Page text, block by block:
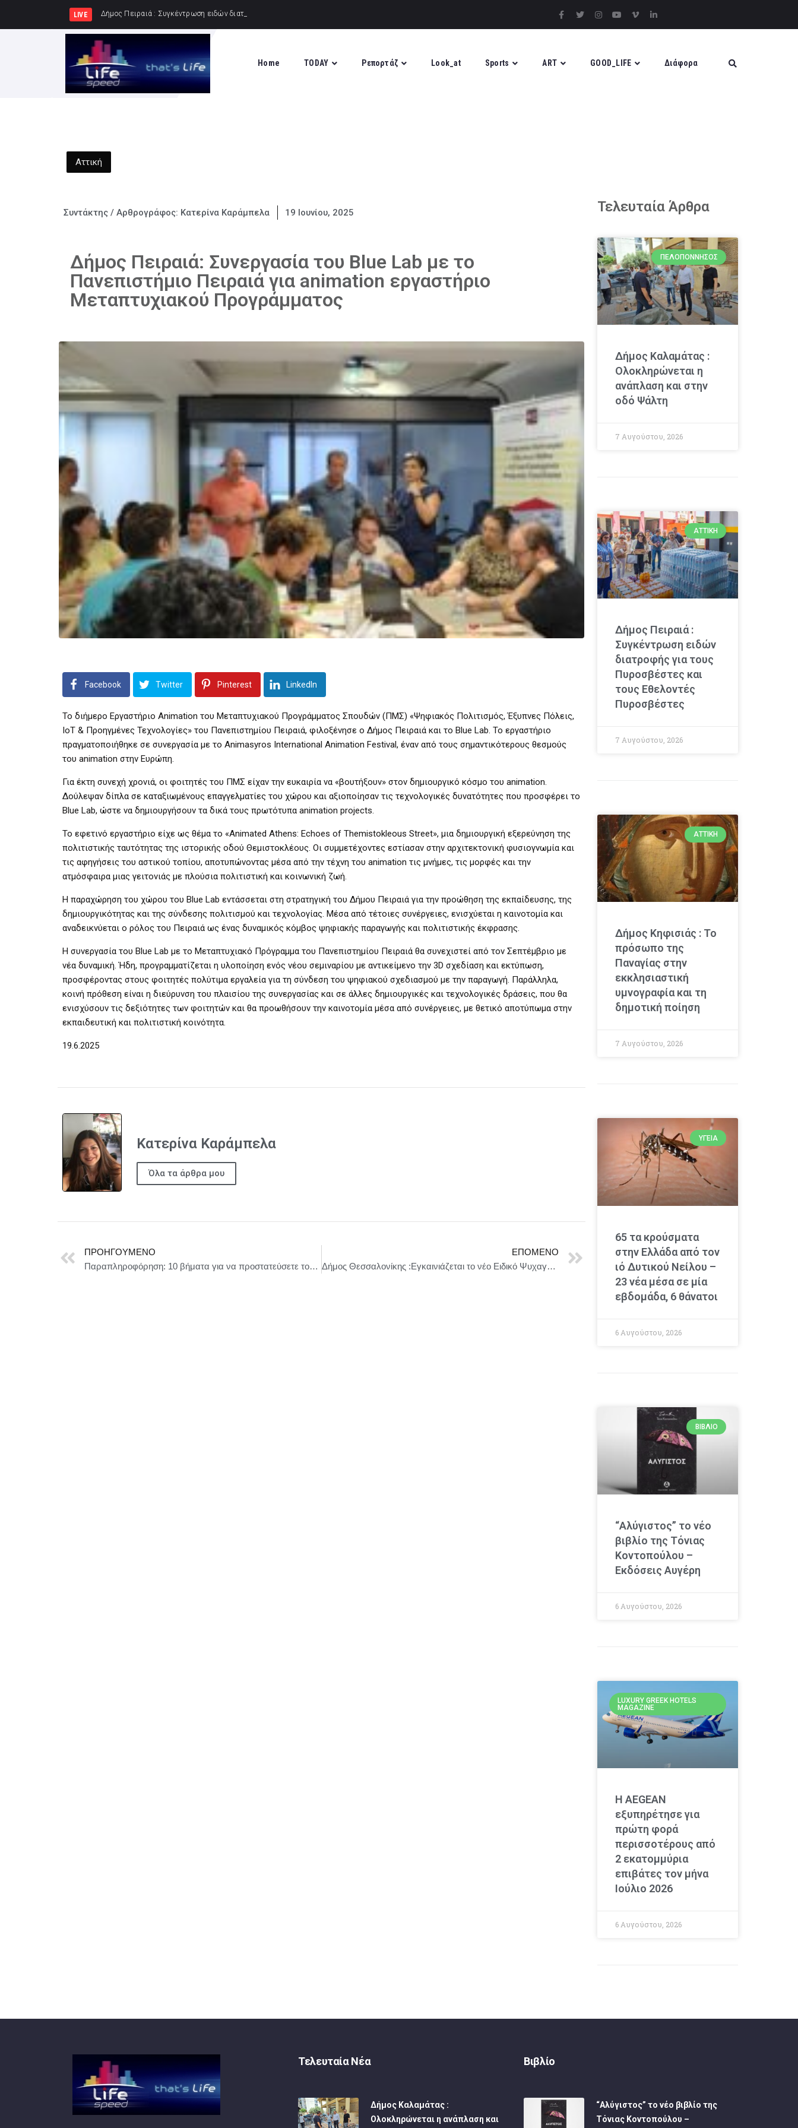
LIVE Δήμος Πειραιά : Συγκέντρωση ειδών διατροφής για τους Πυροσβέστες κα
Home TODAY Ρεπορτάζ Look_at Sports ART GOOD_LIFE Διάφορα
Αττική
Συντάκτης / Αρθρογράφος: Κατερίνα Καράμπελα 19 Ιουνίου, 2025
Δήμος Πειραιά: Συνεργασία του Blue Lab με το
Πανεπιστήμιο Πειραιά για animation εργαστήριο
Μεταπτυχιακού Προγράμματος
Facebook Twitter Pinterest LinkedIn
Το διήμερο Εργαστήριο Animation του Μεταπτυχιακού Προγράμματος Σπουδών (ΠΜΣ) «Ψηφιακός Πολιτισμός, Έξυπνες Πόλεις,
IoT & Προηγμένες Τεχνολογίες» του Πανεπιστημίου Πειραιά, φιλοξένησε ο Δήμος Πειραιά και το Blue Lab. Το εργαστήριο
πραγματοποιήθηκε σε συνεργασία με το Animasyros International Animation Festival, έναν από τους σημαντικότερους θεσμούς
του animation στην Ευρώπη.
Για έκτη συνεχή χρονιά, οι φοιτητές του ΠΜΣ είχαν την ευκαιρία να «βουτήξουν» στον δημιουργικό κόσμο του animation.
Δούλεψαν δίπλα σε καταξιωμένους επαγγελματίες του χώρου και αξιοποίησαν τις τεχνολογικές δυνατότητες που προσφέρει το
Blue Lab, ώστε να δημιουργήσουν τα δικά τους πρωτότυπα animation projects.
Το εφετινό εργαστήριο είχε ως θέμα το «Animated Athens: Echoes of Themistokleous Street», μια δημιουργική εξερεύνηση της
πολιτιστικής ταυτότητας της ιστορικής οδού Θεμιστοκλέους. Οι συμμετέχοντες εστίασαν στην αρχιτεκτονική φυσιογνωμία και
τις αφηγήσεις του αστικού τοπίου, αποτυπώνοντας μέσα από την τέχνη του animation τις μνήμες, τις μορφές και την
ατμόσφαιρα μιας γειτονιάς με πλούσια πολιτιστική και κοινωνική ζωή.
Η παραχώρηση του χώρου του Blue Lab εντάσσεται στη στρατηγική του Δήμου Πειραιά για την προώθηση της εκπαίδευσης, της
δημιουργικότητας και της σύνδεσης πολιτισμού και τεχνολογίας. Μέσα από τέτοιες συνέργειες, ενισχύεται η καινοτομία και
αναδεικνύεται ο ρόλος του Πειραιά ως ένας δυναμικός κόμβος ψηφιακής παραγωγής και πολιτιστικής έκφρασης.
Η συνεργασία του Blue Lab με το Μεταπτυχιακό Πρόγραμμα του Πανεπιστημίου Πειραιά θα συνεχιστεί από τον Σεπτέμβριο με
νέα δυναμική. Ήδη, προγραμματίζεται η υλοποίηση ενός νέου σεμιναρίου με αντικείμενο την 3D σχεδίαση και εκτύπωση,
προσφέροντας στους φοιτητές πολύτιμα εργαλεία για τη σύνδεση του ψηφιακού σχεδιασμού με την παραγωγή. Παράλληλα,
κοινή πρόθεση είναι η διεύρυνση του πλαισίου της συνεργασίας και σε άλλες δημιουργικές και τεχνολογικές δράσεις, που θα
ενισχύσουν τις δεξιότητες των φοιτητών και θα προωθήσουν την καινοτομία μέσα από συνέργειες, με θετικό αποτύπωμα στην
εκπαιδευτική και πολιτιστική κοινότητα.
19.6.2025
Κατερίνα Καράμπελα
Όλα τα άρθρα μου
ΠΡΟΗΓΟΎΜΕΝΟ
Παραπληροφόρηση: 10 βήματα για να προστατεύσετε τον εαυτό σας και τους άλλους
ΕΠΌΜΕΝΟ
Δήμος Θεσσαλονίκης :Εγκαινιάζεται το νέο Ειδικό Ψυχαγωγικό Κέντρο ΑμεΑ του Δήμου
Τελευταία Άρθρα
ΠΕΛΟΠΌΝΝΗΣΟΣ
Δήμος Καλαμάτας :
Ολοκληρώνεται η
ανάπλαση και στην
οδό Ψάλτη
7 Αυγούστου, 2026
ΑΤΤΙΚΉ
Δήμος Πειραιά :
Συγκέντρωση ειδών
διατροφής για τους
Πυροσβέστες και
τους Εθελοντές
Πυροσβέστες
7 Αυγούστου, 2026
ΑΤΤΙΚΉ
Δήμος Κηφισιάς : Το
πρόσωπο της
Παναγίας στην
εκκλησιαστική
υμνογραφία και τη
δημοτική ποίηση
7 Αυγούστου, 2026
ΥΓΕΊΑ
65 τα κρούσματα
στην Ελλάδα από τον
ιό Δυτικού Νείλου –
23 νέα μέσα σε μία
εβδομάδα, 6 θάνατοι
6 Αυγούστου, 2026
ΒΙΒΛΊΟ
“Αλύγιστος” το νέο
βιβλίο της Τόνιας
Κοντοπούλου –
Εκδόσεις Αυγέρη
6 Αυγούστου, 2026
LUXURY GREEK HOTELS
MAGAZINE
Η AEGEAN
εξυπηρέτησε για
πρώτη φορά
περισσοτέρους από
2 εκατομμύρια
επιβάτες τον μήνα
Ιούλιο 2026
6 Αυγούστου, 2026
Τελευταία Νέα
Δήμος Καλαμάτας :
Ολοκληρώνεται η ανάπλαση και
Βιβλίο
“Αλύγιστος” το νέο βιβλίο της
Τόνιας Κοντοπούλου –